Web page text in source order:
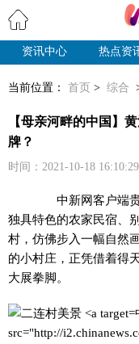
资讯中心 热点资
当前位置： 首页 > 综合
【母亲河畔的中国】
牌？
时间：2021-10-18
中新网客户端
独具特色的农家民宿、
村，仿佛步入一幅自然
的小村庄，正凭借着得
大展拳脚。
src="http://